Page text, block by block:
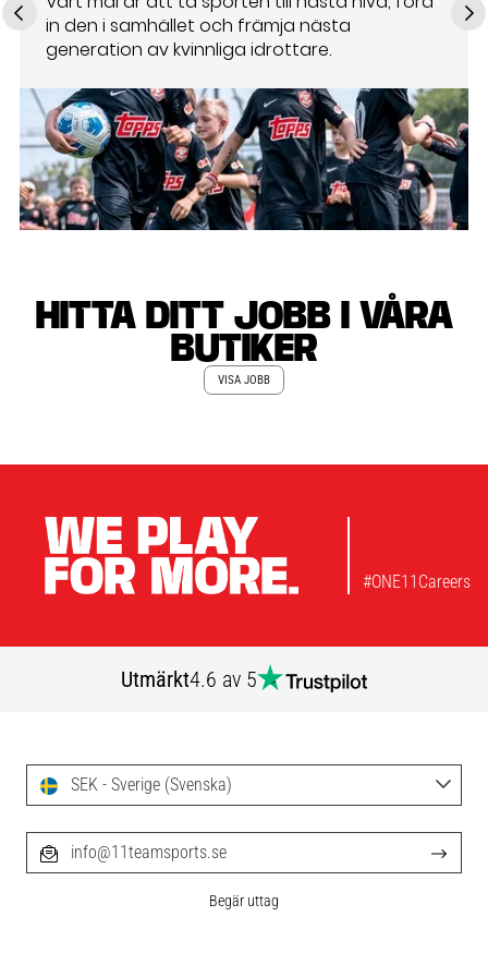
och sportälskande lag som drivs av passion
för lagsporter och träning
HITTA DITT JOBB I VÅRA
BUTIKER
VISA JOBB
#ONE11Careers
Utmärkt4.6 av 5
SEK - Sverige (Svenska)
info@11teamsports.se
Begär uttag